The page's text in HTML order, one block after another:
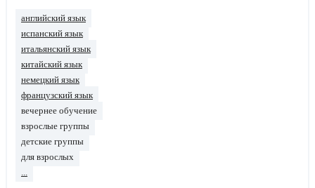
английский язык
испанский язык
итальянский язык
китайский язык
немецкий язык
французский язык
вечернее обучение
взрослые группы
детские группы
для взрослых